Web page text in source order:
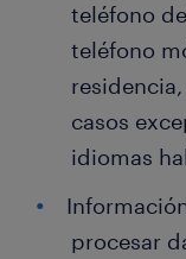
teléfono
teléfono
casos
idiomas
procesar